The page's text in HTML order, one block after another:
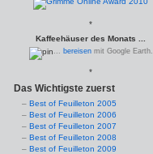
*
Kaffeehäuser des Monats ...
... bereisenmit Google Earth.
*
Das Wichtigste zuerst
Best of Feuilleton 2005
Best of Feuilleton 2006
Best of Feuilleton 2007
Best of Feuilleton 2008
Best of Feuilleton 2009